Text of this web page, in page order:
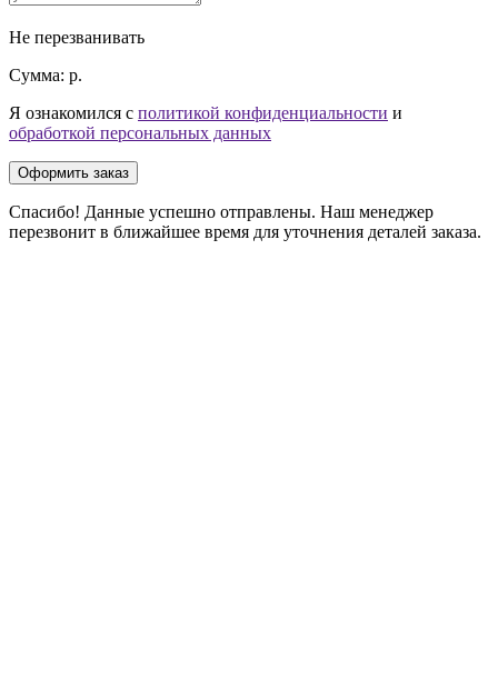
Не перезванивать
Сумма: р.
Я ознакомился с политикой конфиденциальности и
обработкой персональных данных
Оформить заказ
Спасибо! Данные успешно отправлены. Наш менеджер
перезвонит в ближайшее время для уточнения деталей заказа.